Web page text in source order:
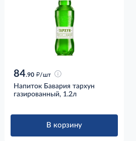
84.90 д/шт
Напиток Бавария тархун
газированный, 1.2л
В корзину